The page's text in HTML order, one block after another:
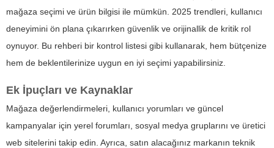
mağaza seçimi ve ürün bilgisi ile mümkün. 2025 trendleri, kullanıcı
deneyimini ön plana çıkarırken güvenlik ve orijinallik de kritik rol
oynuyor. Bu rehberi bir kontrol listesi gibi kullanarak, hem bütçenize
hem de beklentilerinize uygun en iyi seçimi yapabilirsiniz.
Ek İpuçları ve Kaynaklar
Mağaza değerlendirmeleri, kullanıcı yorumları ve güncel
kampanyalar için yerel forumları, sosyal medya gruplarını ve üretici
web sitelerini takip edin. Ayrıca, satın alacağınız markanın teknik